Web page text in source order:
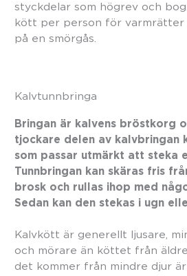
styckdelar som högrev och
kött per person för varmrätter
på en smörgås.
Kalvtunnbringa
Bringan är kalvens bröstkorg
tjockare delen av kalvbringan
som passar utmärkt att steka
Tunnbringan kan skäras fris
brosk och rullas ihop med
Sedan kan den stekas i ugn
Kalvkött är generellt ljusare,
och mörare än köttet från
det kommer från mindre djur